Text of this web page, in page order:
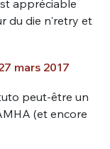
appréciable
du die n'retry et
mars 2017
peut-être un
(et encore